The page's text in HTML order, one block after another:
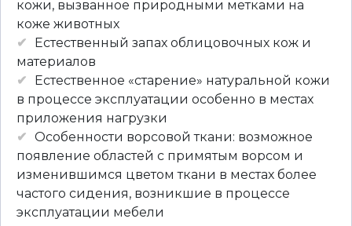
кожи, вызванное природными метками на
коже животных
Естественный запах облицовочных кож и
материалов
Естественное «старение» натуральной кожи
в процессе эксплуатации особенно в местах
приложения нагрузки
Особенности ворсовой ткани: возможное
появление областей с примятым ворсом и
изменившимся цветом ткани в местах более
частого сидения, возникшие в процессе
эксплуатации мебели